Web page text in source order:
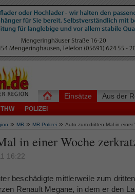
Einsätze
THW POLIZEI
Aus der
» MR » MR Polizei » Auto zum dritten Mal in einer
in einer Woche
16:22
beschädigte mittlerweile zum
Renault Megane, in dem er den